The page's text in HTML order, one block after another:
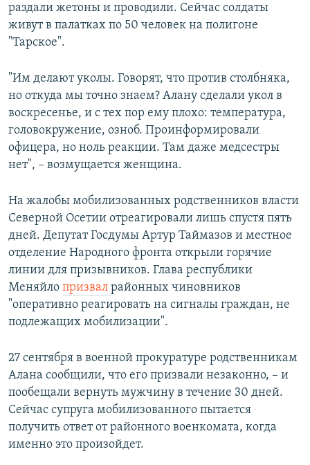
раздали жетоны и проводили. Сейчас солдаты
живут в палатках по 50 человек на полигоне
"Тарское".
"Им делают уколы. Говорят, что против столбняка,
но откуда мы точно знаем? Алану сделали укол в
воскресенье, и с тех пор ему плохо: температура,
головокружение, озноб. Проинформировали
офицера, но ноль реакции. Там даже медсестры
нет", – возмущается женщина.
На жалобы мобилизованных родственников власти
Северной Осетии отреагировали лишь спустя пять
дней. Депутат Госдумы Артур Таймазов и местное
отделение Народного фронта открыли горячие
линии для призывников. Глава республики
Меняйло призвал районных чиновников
"оперативно реагировать на сигналы граждан, не
подлежащих мобилизации".
27 сентября в военной прокуратуре родственникам
Алана сообщили, что его призвали незаконно, – и
пообещали вернуть мужчину в течение 30 дней.
Сейчас супруга мобилизованного пытается
получить ответ от районного военкомата, когда
именно это произойдет.